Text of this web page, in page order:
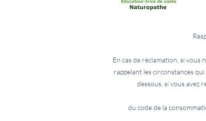
En cas de réclamation, si vous
rappelant les circonstances
dessous, si vous avez
du code de la